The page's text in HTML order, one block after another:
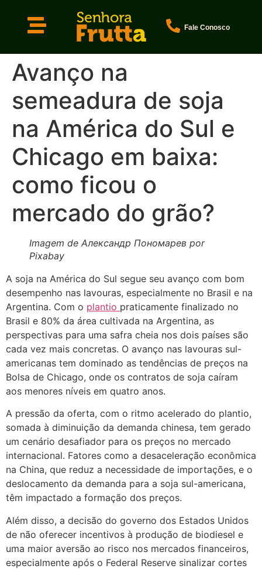
Fale Conosco
Avanço na
semeadura de soja
na América do Sul e
Chicago em baixa:
como ficou o
mercado do grão?
Imagem de Александр Пономарев por
Pixabay
A soja na América do Sul segue seu avanço com bom
desempenho nas lavouras, especialmente no Brasil e na
Argentina. Com o plantio praticamente finalizado no
Brasil e 80% da área cultivada na Argentina, as
perspectivas para uma safra cheia nos dois países são
cada vez mais concretas. O avanço nas lavouras sul-
americanas tem dominado as tendências de preços na
Bolsa de Chicago, onde os contratos de soja caíram
aos menores níveis em quatro anos.
A pressão da oferta, com o ritmo acelerado do plantio,
somada à diminuição da demanda chinesa, tem gerado
um cenário desafiador para os preços no mercado
internacional. Fatores como a desaceleração econômica
na China, que reduz a necessidade de importações, e o
deslocamento da demanda para a soja sul-americana,
têm impactado a formação dos preços.
Além disso, a decisão do governo dos Estados Unidos
de não oferecer incentivos à produção de biodiesel e
uma maior aversão ao risco nos mercados financeiros,
especialmente após o Federal Reserve sinalizar cortes